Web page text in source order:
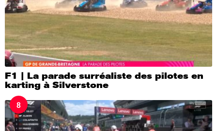
F1 | La parade surréaliste des pilotes en
karting à Silverstone
8